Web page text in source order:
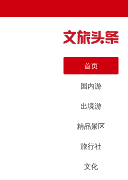
首页
国内游
出境游
精品景区
旅行社
文化